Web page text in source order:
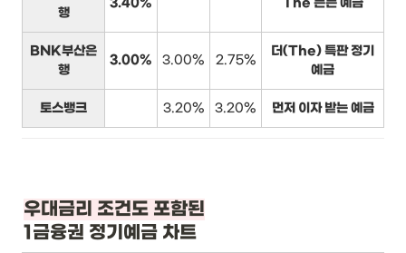
행
3.40% The 든든 예금
BNK부산은
행
3.00% 3.00% 2.75%
더(The) 특판 정기
예금
토스뱅크 3.20% 3.20% 먼저 이자 받는 예금
1금융권 정기예금 차트